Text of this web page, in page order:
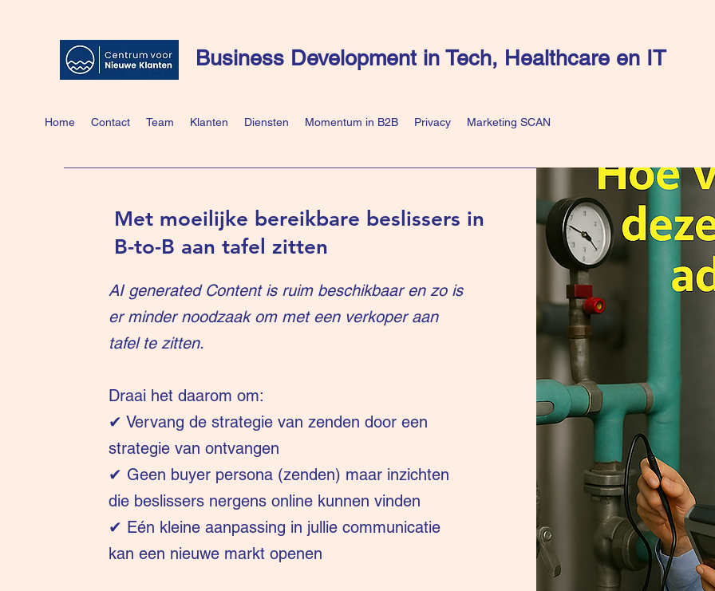
Business Development in Tech, Healthcare en IT
Home Contact Team Klanten Diensten Momentum in B2B Privacy Marketing SCAN
Met moeilijke bereikbare beslissers in
B-to-B aan tafel zitten
AI generated Content is ruim beschikbaar en zo is
er minder noodzaak om met een verkoper aan
tafel te zitten.
Draai het daarom om:
✔ Vervang de strategie van zenden door een
strategie van ontvangen
✔ Geen buyer persona (zenden) maar inzichten
die beslissers nergens online kunnen vinden
✔ Eén kleine aanpassing in jullie communicatie
kan een nieuwe markt openen